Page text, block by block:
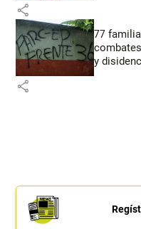
share
77
y
share